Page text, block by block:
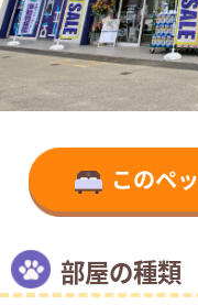
このペ
部屋の種類